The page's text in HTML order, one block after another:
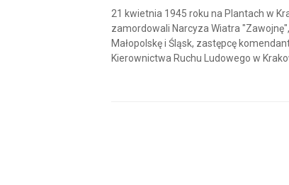
21 kwietnia 1945 roku na Plantach w
zamordowali Narcyza Wiatra
Małopolskę i Śląsk, zastępcę
Kierownictwa Ruchu Ludowego w